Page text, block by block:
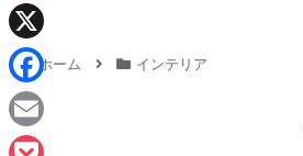
ホーム インテリア
L
n
e
X
F
a
E